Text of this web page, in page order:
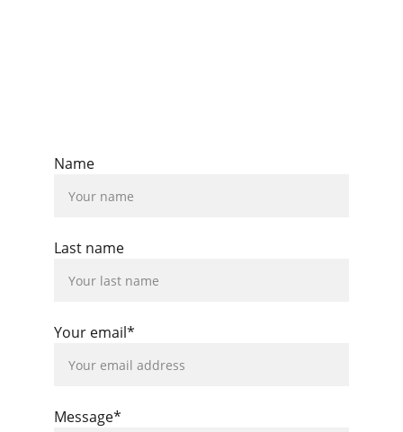
Name
Last name
Your email*
Message*